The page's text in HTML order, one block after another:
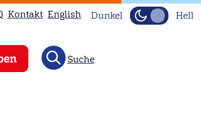
Kontakt English Dunkel Hell
Suche